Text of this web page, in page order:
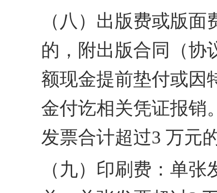
（八）出版费或版
的，附出版合同（协
额现金提前垫付或因
金付讫相关凭证报销
发票合计超过3 万元
（九）印刷费：单